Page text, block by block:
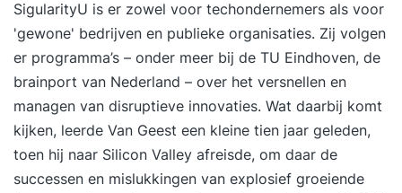
SigularityU is er zowel voor techondernemers als voor
'gewone' bedrijven en publieke organisaties. Zij volgen
er programma’s – onder meer bij de TU Eindhoven, de
brainport van Nederland – over het versnellen en
managen van disruptieve innovaties. Wat daarbij komt
kijken, leerde Van Geest een kleine tien jaar geleden,
toen hij naar Silicon Valley afreisde, om daar de
successen en mislukkingen van explosief groeiende